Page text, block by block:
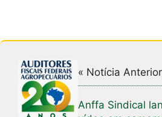
« Notícia Anterior
Anffa Sindical